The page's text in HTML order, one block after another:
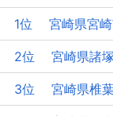
1位 宮崎県宮
2位 宮崎県諸
3位 宮崎県椎